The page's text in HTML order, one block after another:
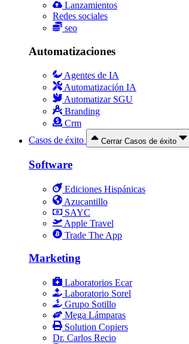
Lanzamientos
Redes sociales
seo
Automatizaciones
Agentes de IA
Automatización IA
Automatizar SGU
Branding
Crm
Casos de éxito
Cerrar Casos de éxito
Software
Ediciones Hispánicas
Azucantillo
SAYC
Apple Travel
Trade The App
Marketing
Laboratorios Ecar
Laboratorio Sorel
Grupo Sotillo
Mega Lámparas
Solution Copiers
Dr. Carlos Recio